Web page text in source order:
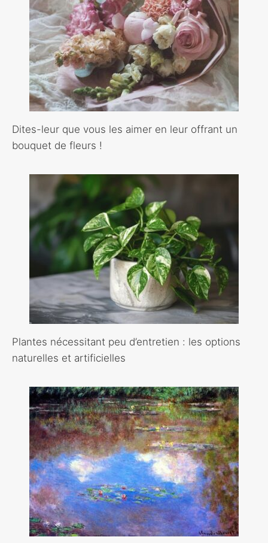
Dites-leur que vous les aimer en leur offrant un
bouquet de fleurs !
Plantes nécessitant peu d’entretien : les options
naturelles et artificielles